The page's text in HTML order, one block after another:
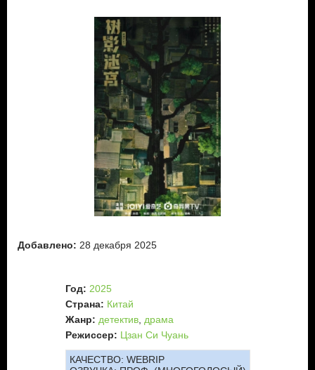
выясняется, что смерть была лишь тщательно созданной
Добавлено: 28 декабря 2025
Год: 2025
Страна: Китай
Жанр: детектив, драма
Режиссер: Цзан Си Чуань
КАЧЕСТВО: WEBRIP